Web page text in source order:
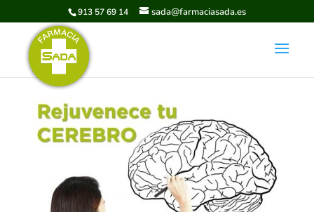
913 57 69 14 sada@farmaciasada.es